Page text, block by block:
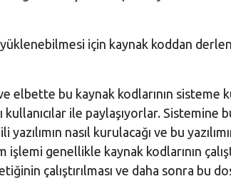
için kaynak koddan
elbette bu kaynak kodlarının sisteme
ile paylaşıyorlar. Sistemine
nasıl kurulacağı ve bu
genellikle kaynak kodlarının
çalıştırılması ve daha sonra bu